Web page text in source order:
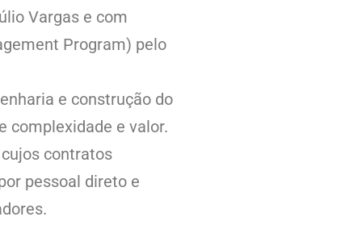
Vargas e com
Program) pelo
e construção do
complexidade e valor.
contratos
pessoal direto e